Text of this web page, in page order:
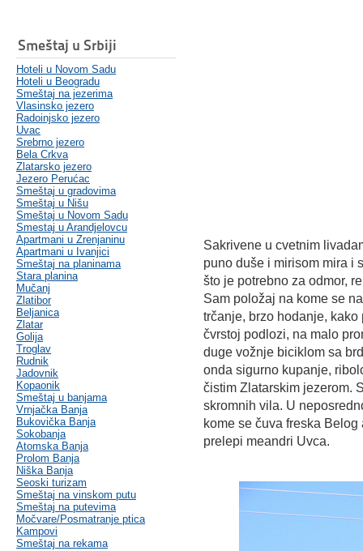
Smeštaj u Srbiji
Hoteli u Novom Sadu
Hoteli u Beogradu
Smeštaj na jezerima
Vlasinsko jezero
Radoinjsko jezero
Uvac
Srebrno jezero
Bela Crkva
Zlatarsko jezero
Jezero Perućac
Smeštaj u gradovima
Smeštaj u Nišu
Smeštaj u Novom Sadu
Smestaj u Arandjelovcu
Apartmani u Zrenjaninu
Apartmani u Ivanjici
Smeštaj na planinama
Stara planina
Mučanj
Zlatibor
Beljanica
Zlatar
Golija
Troglav
Rudnik
Jadovnik
Kopaonik
Smeštaj u banjama
Vrnjačka Banja
Bukovička Banja
Sokobanja
Atomska Banja
Prolom Banja
Niška Banja
Seoski turizam
Smeštaj na vinskom putu
Smeštaj na putevima
Močvare/Posmatranje ptica
Kampovi
Smeštaj na rekama
Sakrivene u cvetnim
puno duše i mirisom mira i
što je potrebno za odmor,
Sam položaj na kome se
trčanje, brzo hodanje,
čvrstoj podlozi, na malo
duge vožnje biciklom sa
onda sigurno kupanje,
čistim Zlatarskim jezerom.
skromnih vila. U
kome se čuva freska
prelepi meandri Uvca.